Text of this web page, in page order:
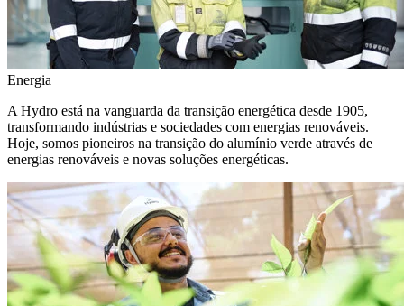
Energia
A Hydro está na vanguarda da transição energética desde 1905,
transformando indústrias e sociedades com energias renováveis.
Hoje, somos pioneiros na transição do alumínio verde através de
energias renováveis e novas soluções energéticas.